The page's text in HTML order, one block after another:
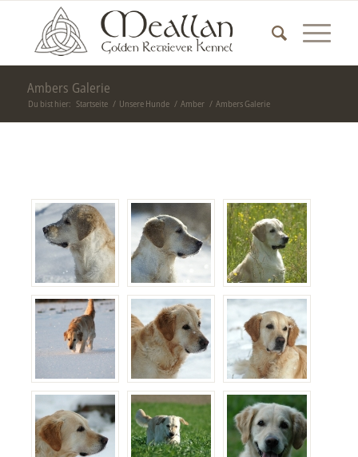
Ambers Galerie
Du bist hier: Startseite / Unsere Hunde / Amber / Ambers Galerie